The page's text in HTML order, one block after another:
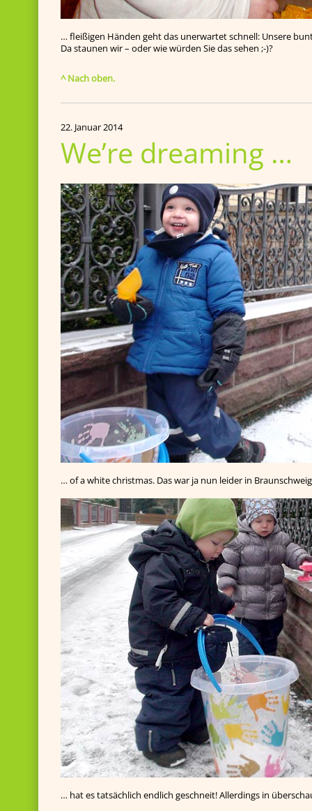
… fleißigen Händen geht das unerwartet schnell: Unsere
Da staunen wir – oder wie würden Sie das sehen ;-)?
^ Nach oben.
22. Januar 2014
We’re dreaming …
… of a white christmas. Das war ja nun leider in
… hat es tatsächlich endlich geschneit! Allerdings in